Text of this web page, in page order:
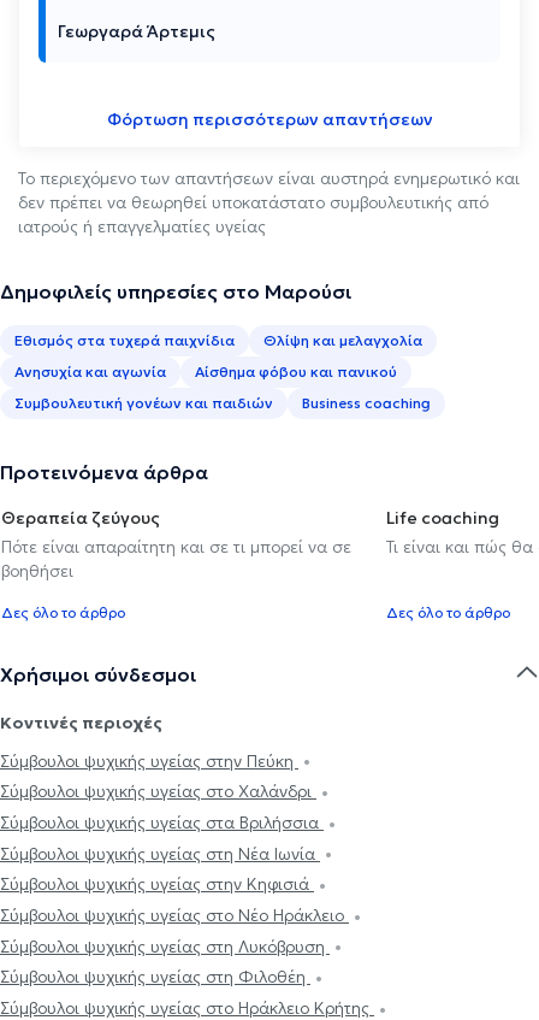
Γεωργαρά Άρτεμις
Φόρτωση περισσότερων απαντήσεων
Το περιεχόμενο των απαντήσεων είναι αυστηρά ενημερωτικό και
δεν πρέπει να θεωρηθεί υποκατάστατο συμβουλευτικής από
ιατρούς ή επαγγελματίες υγείας
Δημοφιλείς υπηρεσίες στο Μαρούσι
Εθισμός στα τυχερά παιχνίδια
Θλίψη και μελαγχολία
Ανησυχία και αγωνία
Αίσθημα φόβου και πανικού
Συμβουλευτική γονέων και παιδιών
Business coaching
Προτεινόμενα άρθρα
Θεραπεία ζεύγους
Πότε είναι απαραίτητη και σε τι μπορεί να σε
βοηθήσει
Δες όλο το άρθρο
Life coaching
Τι είναι και πώς
Δες όλο το άρθρο
Χρήσιμοι σύνδεσμοι
Κοντινές περιοχές
Σύμβουλοι ψυχικής υγείας στην Πεύκη
Σύμβουλοι ψυχικής υγείας στο Χαλάνδρι
Σύμβουλοι ψυχικής υγείας στα Βριλήσσια
Σύμβουλοι ψυχικής υγείας στη Νέα Ιωνία
Σύμβουλοι ψυχικής υγείας στην Κηφισιά
Σύμβουλοι ψυχικής υγείας στο Νέο Ηράκλειο
Σύμβουλοι ψυχικής υγείας στη Λυκόβρυση
Σύμβουλοι ψυχικής υγείας στη Φιλοθέη
Σύμβουλοι ψυχικής υγείας στο Ηράκλειο Κρήτης